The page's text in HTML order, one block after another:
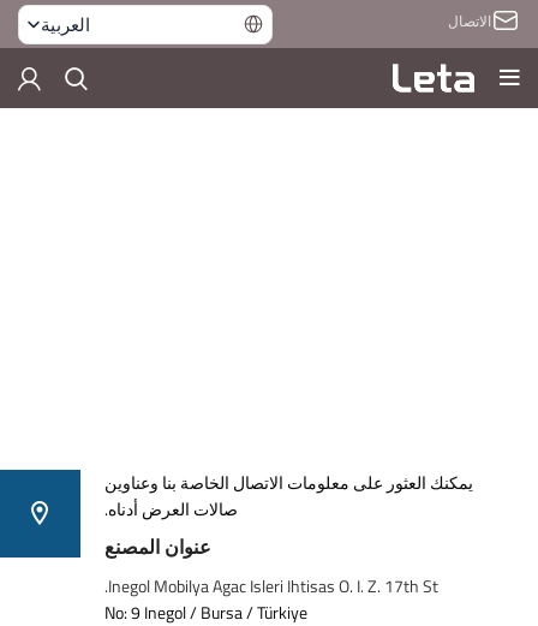
الاتصال العربية
يمكنك العثور على معلومات الاتصال الخاصة بنا وعناوين
صالات العرض أدناه.
عنوان المصنع
Inegol Mobilya Agac Isleri Ihtisas O. I. Z. 17th St.
No: 9 Inegol / Bursa / Türkiye